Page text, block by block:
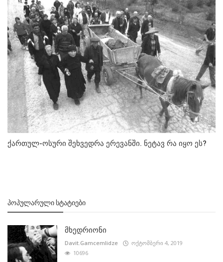
ქართულ-ოსური შეხვედრა ერევანში. ნეტავ რა იყო ეს?
ᲞᲝᲞᲣᲚᲐᲠᲣᲚᲘ ᲡᲢᲐᲢᲘᲔᲑᲘ
მხედრიონი
Davit.Gamcemlidze
ოქტომბერი 4, 2019
10696